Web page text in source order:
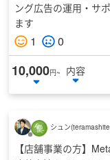
ング広告の運用・サ
ます
1 0
10,000円~
内容
シュン(
【店舗事業の方】